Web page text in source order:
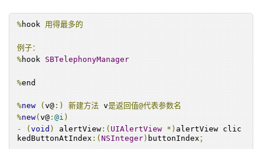
%hook 用得最多的
例子：
%hook SBTelephonyManager
%end
%new (v@ :) 新建方法 v是返回值@代表参数名
%new(v@ :@i )
-
(void ) alertView :( UIAlertView *) alertView clic
kedButtonAtIndex :(NSInteger) buttonIndex ；